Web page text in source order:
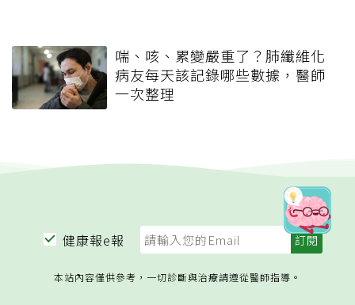
喘、咳、累變嚴重了？肺纖維化
病友每天該記錄哪些數據，醫師
一次整理
健康報e報
本站內容僅供參考，一切診斷與治療請遵從醫師指導。